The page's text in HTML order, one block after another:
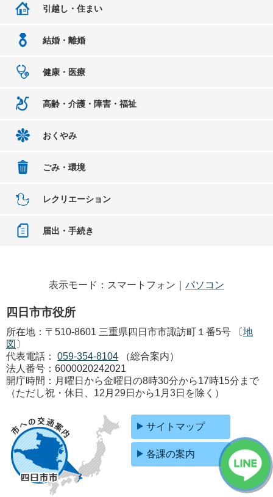
引越し・住まい
結婚・離婚
健康・医療
高齢・介護・障害・福祉
おくやみ
ごみ・環境
レクリエーション
届出・手続き
表示モード：スマートフォン｜ パソコン
四日市市役所
所在地：〒510-8601 三重県四日市市諏訪町１番5号 〔地
図 〕
代表電話：
059-354-8104
（総合案内）
法人番号：6000020242021
開庁時間：月曜日から金曜日の8時30分から17時15分まで
（ただし祝・休日、12月29日から1月3日を除く）
サイトマップ
各課の案内